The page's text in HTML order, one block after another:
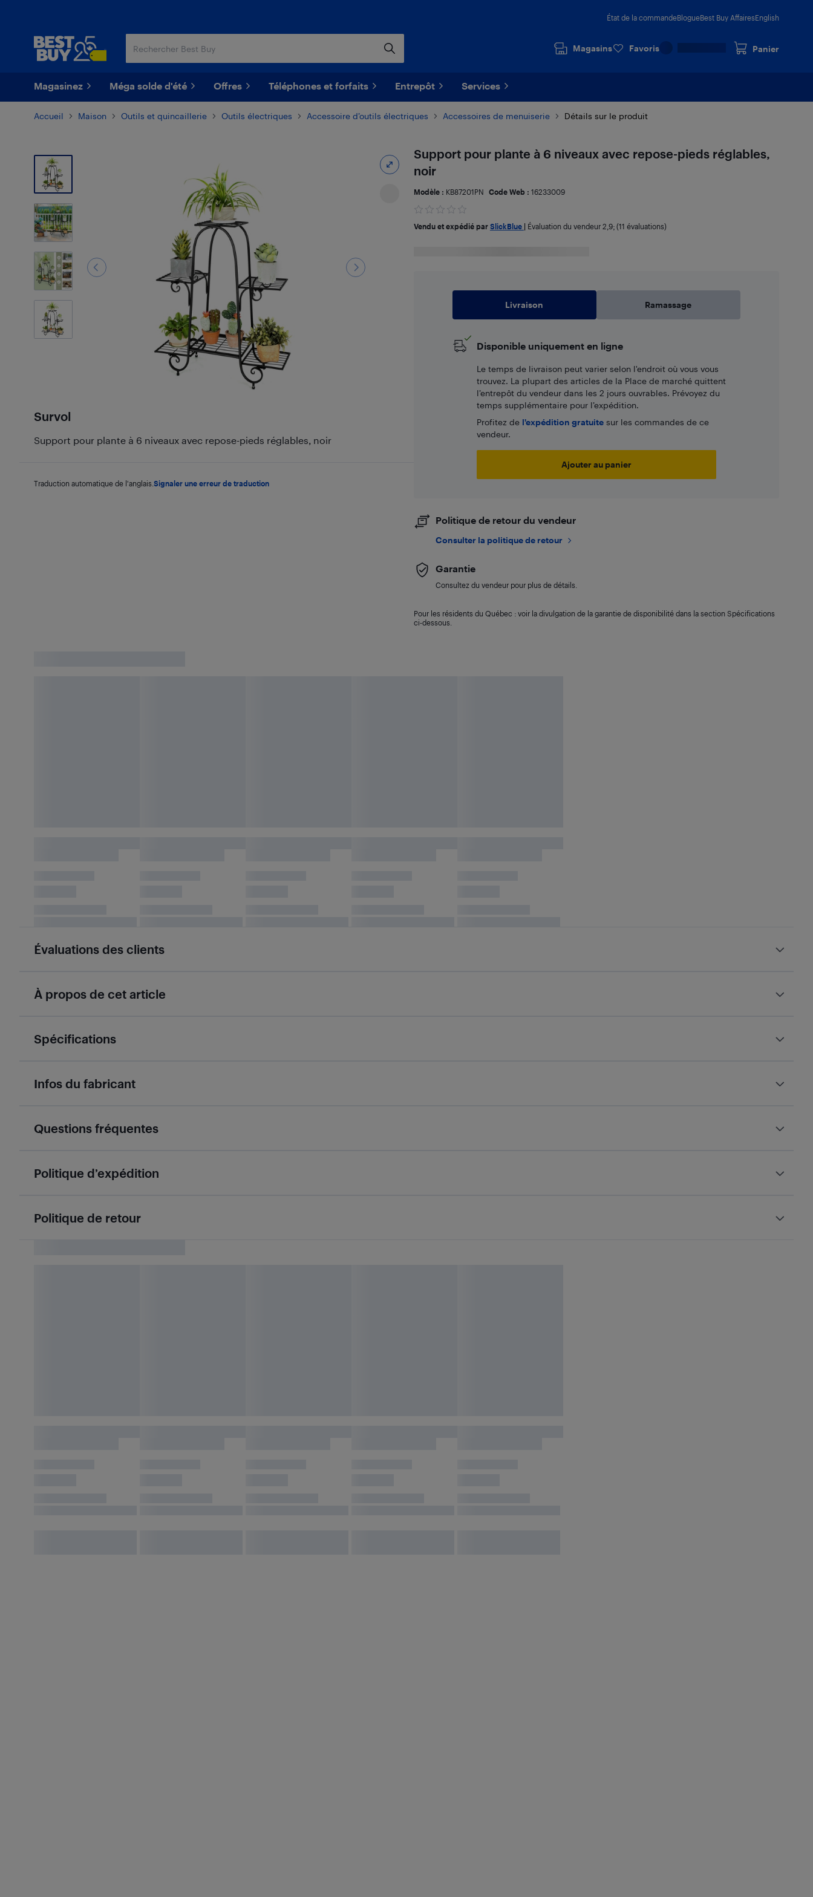
État de la commandeBlogueBest Buy AffairesEnglish
Magasins Favoris Panier
Magasinez Méga solde d'été Offres Téléphones et forfaits Entrepôt Services
Accueil Maison Outils et quincaillerie Outils électriques Accessoire d’outils électriques Accessoires de menuiserie Détails sur le produit
7
Photos
Survol
Support pour plante à 6 niveaux avec repose-pieds réglables, noir
Traduction automatique de l'anglais. Signaler une erreur de traduction
Support pour plante à 6 niveaux avec repose-pieds réglables,
noir
Modèle : KB87201PN Code Web : 16233009
Vendu et expédié par SlickBlue Évaluation du vendeur 2,9; (11 évaluations)
Livraison Ramassage
Disponible uniquement en ligne
Le temps de livraison peut varier selon l'endroit où vous vous
trouvez. La plupart des articles de la Place de marché quittent
l’entrepôt du vendeur dans les 2 jours ouvrables. Prévoyez du
temps supplémentaire pour l’expédition.
Profitez de l'expédition gratuitesur les commandes de ce
vendeur.
Ajouter au panier
Politique de retour du vendeur
Consulter la politique de retour
Garantie
Consultez du vendeur pour plus de détails.
Pour les résidents du Québec : voir la divulgation de la garantie de disponibilité dans la section Spécifications
ci-dessous.
Évaluations des clients
À propos de cet article
Spécifications
Infos du fabricant
Questions fréquentes
Politique d’expédition
Politique de retour